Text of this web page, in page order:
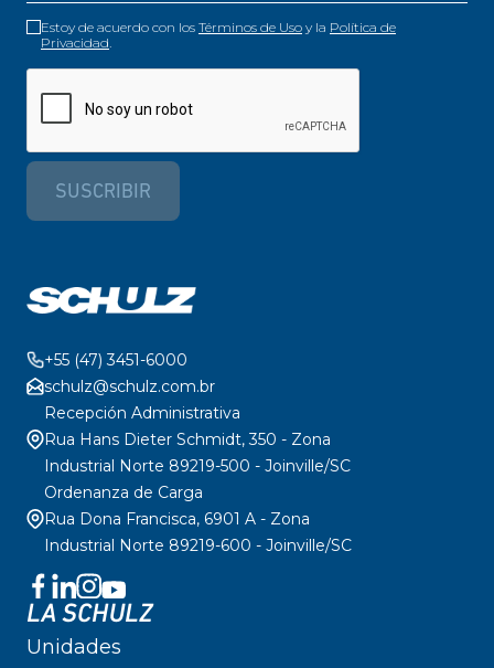
Estoy de acuerdo con los Términos de Uso y la Política de
Privacidad.
SUSCRIBIR
+55 (47) 3451-6000
schulz@schulz.com.br
Recepción Administrativa
Rua Hans Dieter Schmidt, 350 - Zona
Industrial Norte 89219-500 - Joinville/SC
Ordenanza de Carga
Rua Dona Francisca, 6901 A - Zona
Industrial Norte 89219-600 - Joinville/SC
LA SCHULZ
Unidades